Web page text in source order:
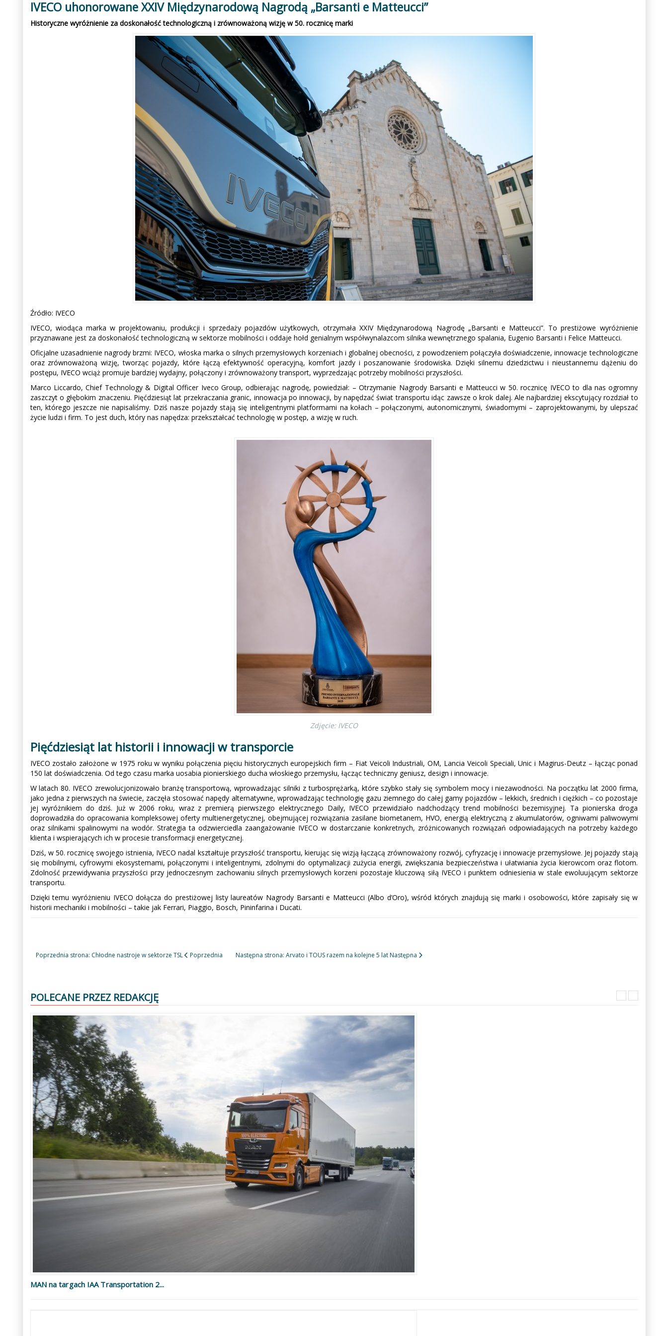
IVECO uhonorowane XXIV Międzynarodową Nagrodą „Barsanti e Matteucci”
Historyczne wyróżnienie za doskonałość technologiczną i zrównoważoną wizję w 50. rocznicę marki
Źródło: IVECO
IVECO, wiodąca marka w projektowaniu, produkcji i sprzedaży pojazdów użytkowych, otrzymała XXIV Międzynarodową Nagrodę „Barsanti e Matteucci”. To prestiżowe wyróżnienie
przyznawane jest za doskonałość technologiczną w sektorze mobilności i oddaje hołd genialnym współwynalazcom silnika wewnętrznego spalania, Eugenio Barsanti i Felice Matteucci.
Oficjalne uzasadnienie nagrody brzmi: IVECO, włoska marka o silnych przemysłowych korzeniach i globalnej obecności, z powodzeniem połączyła doświadczenie, innowacje technologiczne
oraz zrównoważoną wizję, tworząc pojazdy, które łączą efektywność operacyjną, komfort jazdy i poszanowanie środowiska. Dzięki silnemu dziedzictwu i nieustannemu dążeniu do
postępu, IVECO wciąż promuje bardziej wydajny, połączony i zrównoważony transport, wyprzedzając potrzeby mobilności przyszłości.
Marco Liccardo, Chief Technology & Digital Officer Iveco Group, odbierając nagrodę, powiedział: – Otrzymanie Nagrody Barsanti e Matteucci w 50. rocznicę IVECO to dla nas ogromny
zaszczyt o głębokim znaczeniu. Pięćdziesiąt lat przekraczania granic, innowacja po innowacji, by napędzać świat transportu idąc zawsze o krok dalej. Ale najbardziej ekscytujący rozdział to
ten, którego jeszcze nie napisaliśmy. Dziś nasze pojazdy stają się inteligentnymi platformami na kołach – połączonymi, autonomicznymi, świadomymi – zaprojektowanymi, by ulepszać
życie ludzi i firm. To jest duch, który nas napędza: przekształcać technologię w postęp, a wizję w ruch.
Zdjęcie: IVECO
Pięćdziesiąt lat historii i innowacji w transporcie
IVECO zostało założone w 1975 roku w wyniku połączenia pięciu historycznych europejskich firm – Fiat Veicoli Industriali, OM, Lancia Veicoli Speciali, Unic i Magirus-Deutz – łącząc ponad
150 lat doświadczenia. Od tego czasu marka uosabia pionierskiego ducha włoskiego przemysłu, łącząc techniczny geniusz, design i innowacje.
W latach 80. IVECO zrewolucjonizowało branżę transportową, wprowadzając silniki z turbosprężarką, które szybko stały się symbolem mocy i niezawodności. Na początku lat 2000 firma,
jako jedna z pierwszych na świecie, zaczęła stosować napędy alternatywne, wprowadzając technologię gazu ziemnego do całej gamy pojazdów – lekkich, średnich i ciężkich – co pozostaje
jej wyróżnikiem do dziś. Już w 2006 roku, wraz z premierą pierwszego elektrycznego Daily, IVECO przewidziało nadchodzący trend mobilności bezemisyjnej. Ta pionierska droga
doprowadziła do opracowania kompleksowej oferty multienergetycznej, obejmującej rozwiązania zasilane biometanem, HVO, energią elektryczną z akumulatorów, ogniwami paliwowymi
oraz silnikami spalinowymi na wodór. Strategia ta odzwierciedla zaangażowanie IVECO w dostarczanie konkretnych, zróżnicowanych rozwiązań odpowiadających na potrzeby każdego
klienta i wspierających ich w procesie transformacji energetycznej.
Dziś, w 50. rocznicę swojego istnienia, IVECO nadal kształtuje przyszłość transportu, kierując się wizją łączącą zrównoważony rozwój, cyfryzację i innowacje przemysłowe. Jej pojazdy stają
się mobilnymi, cyfrowymi ekosystemami, połączonymi i inteligentnymi, zdolnymi do optymalizacji zużycia energii, zwiększania bezpieczeństwa i ułatwiania życia kierowcom oraz flotom.
Zdolność przewidywania przyszłości przy jednoczesnym zachowaniu silnych przemysłowych korzeni pozostaje kluczową siłą IVECO i punktem odniesienia w stale ewoluującym sektorze
transportu.
Dzięki temu wyróżnieniu IVECO dołącza do prestiżowej listy laureatów Nagrody Barsanti e Matteucci (Albo d’Oro), wśród których znajdują się marki i osobowości, które zapisały się w
historii mechaniki i mobilności – takie jak Ferrari, Piaggio, Bosch, Pininfarina i Ducati.
Poprzednia strona: Chłodne nastroje w sektorze TSL Poprzednia Następna strona: Arvato i TOUS razem na kolejne 5 latNastępna
POLECANE PRZEZ REDAKCJĘ
Poprzedni
Następny
MAN na targach IAA Transportation 2...